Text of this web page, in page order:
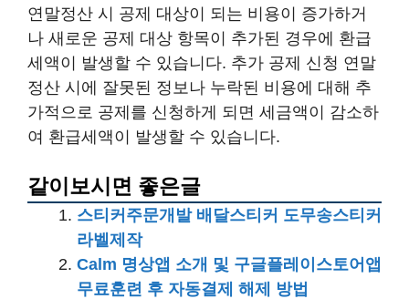
연말정산 시 공제 대상이 되는 비용이 증가하거
나 새로운 공제 대상 항목이 추가된 경우에 환급
세액이 발생할 수 있습니다. 추가 공제 신청 연말
정산 시에 잘못된 정보나 누락된 비용에 대해 추
가적으로 공제를 신청하게 되면 세금액이 감소하
여 환급세액이 발생할 수 있습니다.
같이보시면 좋은글
스티커주문개발 배달스티커 도무송스티커
라벨제작
Calm 명상앱 소개 및 구글플레이스토어앱
무료훈련 후 자동결제 해제 방법